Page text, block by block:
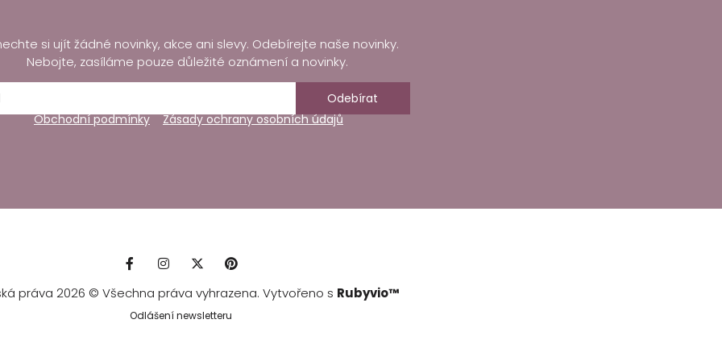
si ujít žádné novinky, akce ani slevy. Odebírejte naše novinky.
Nebojte, zasíláme pouze důležité oznámení a novinky.
Odebírat
Obchodní podmínky
Zásady ochrany osobních údajů
práva 2026 © Všechna práva vyhrazena. Vytvořeno s Rubyvio™
Odlášení newsletteru